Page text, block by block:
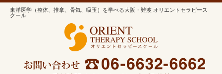
東洋医学（整体、推拿、骨気、吸玉）を学べる大阪・難波 オリエントセラピース
クール